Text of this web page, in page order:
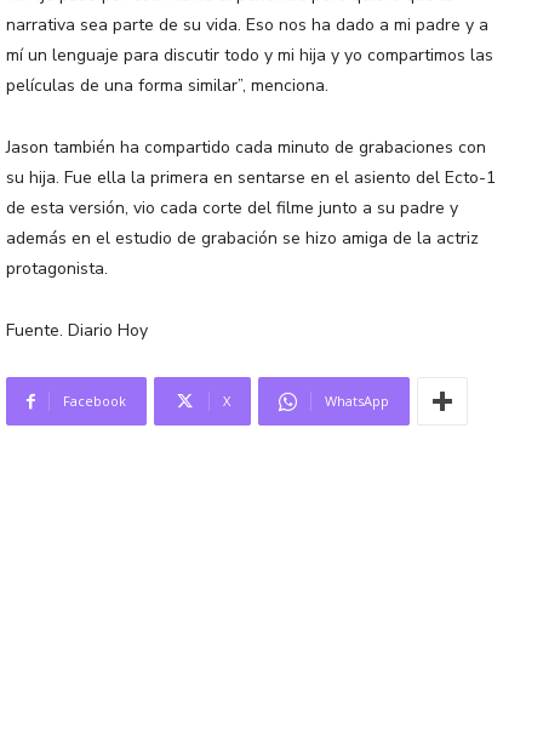
narrativa sea parte de su vida. Eso nos ha dado a mi padre y a
mí un lenguaje para discutir todo y mi hija y yo compartimos las
películas de una forma similar”, menciona.
Jason también ha compartido cada minuto de grabaciones con
su hija. Fue ella la primera en sentarse en el asiento del Ecto-1
de esta versión, vio cada corte del filme junto a su padre y
además en el estudio de grabación se hizo amiga de la actriz
protagonista.
Fuente. Diario Hoy
Facebook X WhatsApp